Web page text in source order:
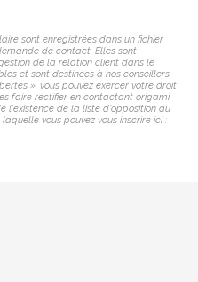
sont enregistrées dans un fichier
de contact. Elles sont
de la relation client dans le
et sont destinées à nos conseillers
», vous pouvez exercer votre droit
faire rectifier en contactant origami
l'existence de la liste d'opposition au
vous pouvez vous inscrire ici :